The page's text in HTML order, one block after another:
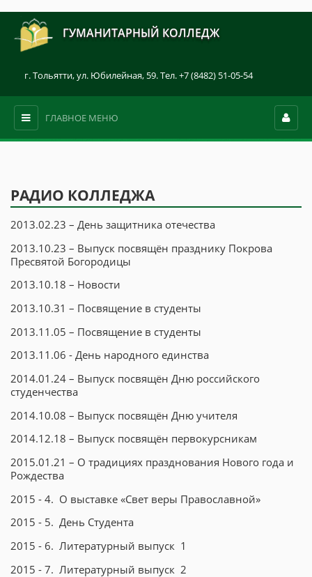
ГУМАНИТАРНЫЙ КОЛЛЕДЖ
г. Тольятти, ул. Юбилейная, 59. Тел. +7 (8482) 51-05-54
ГЛАВНОЕ МЕНЮ
РАДИО КОЛЛЕДЖА
2013.02.23 – День защитника отечества
2013.10.23 – Выпуск посвящён празднику Покрова
Пресвятой Богородицы
2013.10.18 – Новости
2013.10.31 – Посвящение в студенты
2013.11.05 – Посвящение в студенты
2013.11.06 - День народного единства
2014.01.24 – Выпуск посвящён Дню российского
студенчества
2014.10.08 – Выпуск посвящён Дню учителя
2014.12.18 – Выпуск посвящён первокурсникам
2015.01.21 – О традициях празднования Нового года и
Рождества
2015 - 4. О выставке «Свет веры Православной»
2015 - 5. День Студента
2015 - 6. Литературный выпуск 1
2015 - 7. Литературный выпуск 2